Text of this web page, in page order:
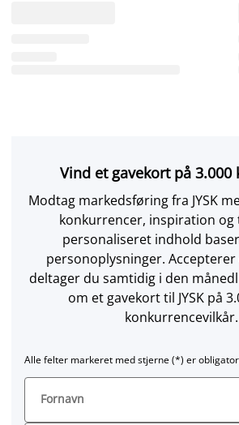
Vind et gavekort på 3.000
Modtag markedsføring fra JYSK
konkurrencer, inspiration og
personaliseret indhold
personoplysninger. Accepterer
deltager du samtidig i den
om et gavekort til JYSK på
konkurrencevilkår.
Alle felter markeret med stjerne (*) er
Fornavn